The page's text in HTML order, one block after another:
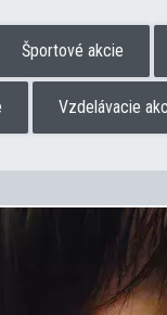
Športové akcie
Vzdelávacie